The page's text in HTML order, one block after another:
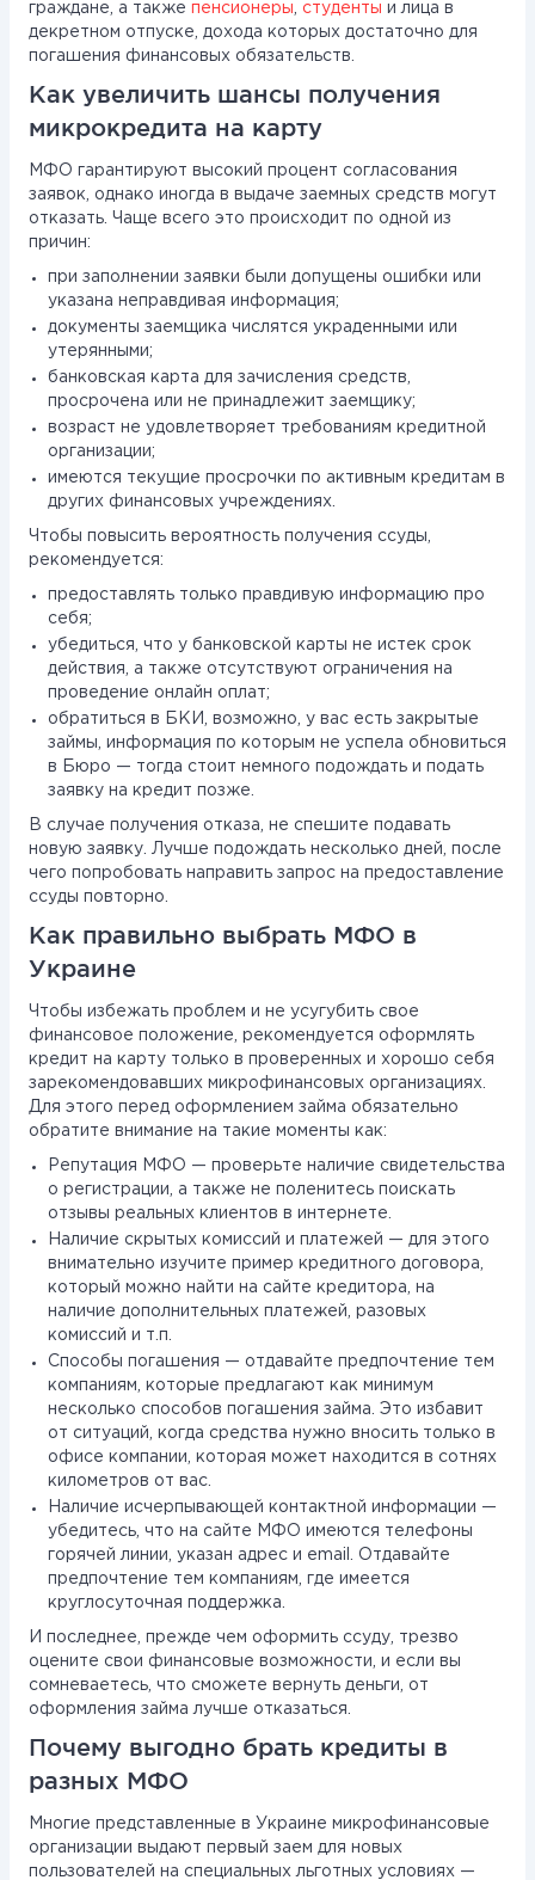
граждане, а также пенсионеры студенты и лица в
декретном отпуске, дохода которых достаточно для
погашения финансовых обязательств.
Как увеличить шансы получения
микрокредита на карту
МФО гарантируют высокий процент согласования
заявок, однако иногда в выдаче заемных средств могут
отказать. Чаще всего это происходит по одной из
причин:
при заполнении заявки были допущены ошибки или
указана неправдивая информация;
документы заемщика числятся украденными или
утерянными;
банковская карта для зачисления средств,
просрочена или не принадлежит заемщику;
возраст не удовлетворяет требованиям кредитной
организации;
имеются текущие просрочки по активным кредитам в
других финансовых учреждениях.
Чтобы повысить вероятность получения ссуды,
рекомендуется:
предоставлять только правдивую информацию про
себя;
убедиться, что у банковской карты не истек срок
действия, а также отсутствуют ограничения на
проведение онлайн оплат;
обратиться в БКИ, возможно, у вас есть закрытые
займы, информация по которым не успела обновиться
в Бюро — тогда стоит немного подождать и подать
заявку на кредит позже.
В случае получения отказа, не спешите подавать
новую заявку. Лучше подождать несколько дней, после
чего попробовать направить запрос на предоставление
ссуды повторно.
Как правильно выбрать МФО в
Украине
Чтобы избежать проблем и не усугубить свое
финансовое положение, рекомендуется оформлять
кредит на карту только в проверенных и хорошо себя
зарекомендовавших микрофинансовых организациях.
Для этого перед оформлением займа обязательно
обратите внимание на такие моменты как:
Репутация МФО — проверьте наличие свидетельства
о регистрации, а также не поленитесь поискать
отзывы реальных клиентов в интернете.
Наличие скрытых комиссий и платежей — для этого
внимательно изучите пример кредитного договора,
который можно найти на сайте кредитора, на
наличие дополнительных платежей, разовых
комиссий и т.п.
Способы погашения — отдавайте предпочтение тем
компаниям, которые предлагают как минимум
несколько способов погашения займа. Это избавит
от ситуаций, когда средства нужно вносить только в
офисе компании, которая может находится в сотнях
километров от вас.
Наличие исчерпывающей контактной информации —
убедитесь, что на сайте МФО имеются телефоны
горячей линии, указан адрес и email. Отдавайте
предпочтение тем компаниям, где имеется
круглосуточная поддержка.
И последнее, прежде чем оформить ссуду, трезво
оцените свои финансовые возможности, и если вы
сомневаетесь, что сможете вернуть деньги, от
оформления займа лучше отказаться.
Почему выгодно брать кредиты в
разных МФО
Многие представленные в Украине микрофинансовые
организации выдают первый заем для новых
пользователей на специальных льготных условиях —